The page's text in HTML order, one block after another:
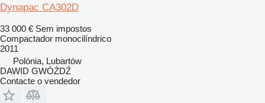
Dynapac CA302D
33 000 € Sem impostos
Compactador monocilíndrico
2011
Polónia, Lubartów
DAWID GWÓŹDŹ
Contacte o vendedor